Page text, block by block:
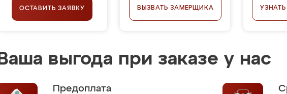
ОСТАВИТЬ ЗАЯВКУ ВЫЗВАТЬ ЗАМЕРЩИКА
Ваша выгода при заказе у нас
Предоплата